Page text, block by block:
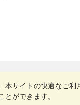
サイトの快適なご
ができます。